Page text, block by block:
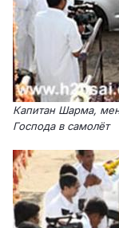
Капитан Шарма,
Господа в самолёт